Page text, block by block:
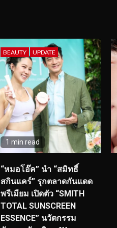
BEAUTY UPDATE
1 min read
“หมอโอ๊ค” นำ “สมิทธิ์
สกินแคร์” รุกตลาดกันแดด
พรีเมียม เปิดตัว “SMITH
TOTAL SUNSCREEN
ESSENCE” นวัตกรรม